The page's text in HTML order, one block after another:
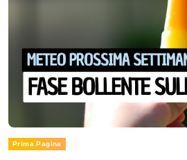
Prima Pagina